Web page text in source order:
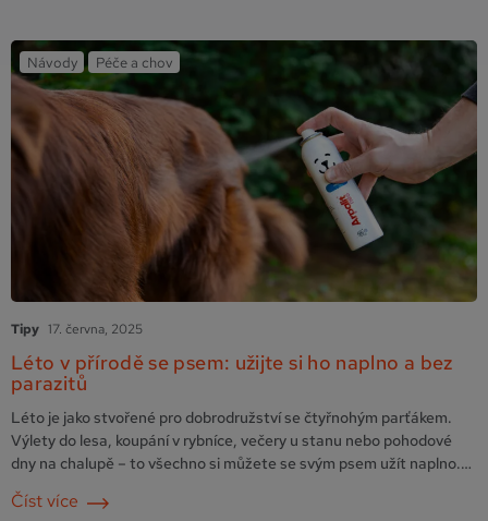
Návody Péče a chov
Tipy 17. června, 2025
Léto v přírodě se psem: užijte si ho naplno a bez
parazitů
Léto je jako stvořené pro dobrodružství se čtyřnohým parťákem.
Výlety do lesa, koupání v rybníce, večery u stanu nebo pohodové
dny na chalupě – to všechno si můžete se svým psem užít naplno.
Jen nezapomeňte na jednu důležitou věc: ochranu před parazity.
Klíšťata, blechy a komáři jsou v letních měsících extrémně aktivní a
Číst více